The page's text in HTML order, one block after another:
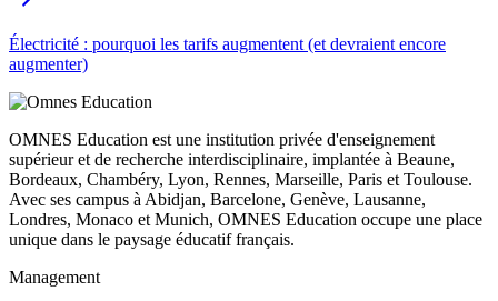
Électricité : pourquoi les tarifs augmentent (et devraient encore
augmenter)
OMNES Education est une institution privée d'enseignement
supérieur et de recherche interdisciplinaire, implantée à Beaune,
Bordeaux, Chambéry, Lyon, Rennes, Marseille, Paris et Toulouse.
Avec ses campus à Abidjan, Barcelone, Genève, Lausanne,
Londres, Monaco et Munich, OMNES Education occupe une place
unique dans le paysage éducatif français.
Management